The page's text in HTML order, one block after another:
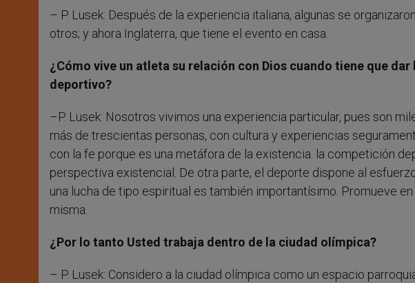
– P. Lusek: Después de la experiencia italiana, algunas se
otros; y ahora Inglaterra, que tiene el evento en casa.
¿Cómo vive un atleta su relación con Dios cuando tiene que
deportivo?
–P. Lusek: Nosotros vivimos una experiencia particular, pues son
más de trescientas personas, con cultura y experiencias
con la fe porque es una metáfora de la existencia. la competición
perspectiva existencial. De otra parte, el deporte dispone al
una lucha de tipo espiritual es también importantísimo. Promueve
misma.
¿Por lo tanto Usted trabaja dentro de la ciudad olímpica?
– P. Lusek: Considero a la ciudad olímpica como un espacio